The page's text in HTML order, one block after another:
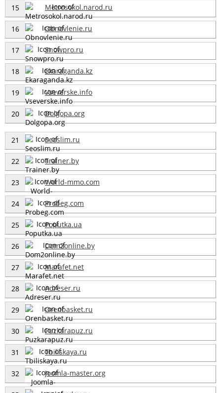
15 Metrosokol.narod.ru
16 Obnovlenie.ru
17 Snowpro.ru
18 Ekaraganda.kz
19 Vseverske.info
20 Dolgopa.org
21 Seoslim.ru
22 Trainer.by
23 World-mmo.com
24 Probeg.com
25 Poputka.ua
26 Dom2online.by
27 Marafet.net
28 Adreser.ru
29 Orenbasket.ru
30 Puzkarapuz.ru
31 Tbiliskaya.ru
32 Joomla-master.org